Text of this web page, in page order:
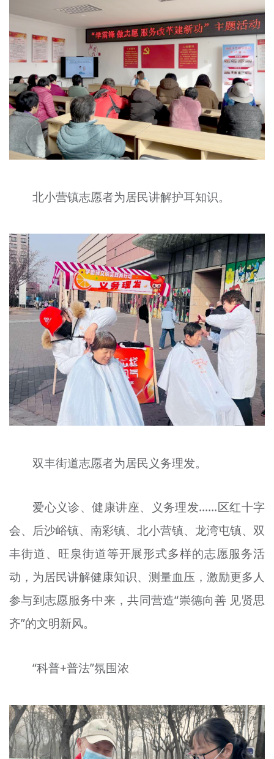
北小营镇志愿者为居民讲解护耳知识。
双丰街道志愿者为居民义务理发。
爱心义诊、健康讲座、义务理发……区红十字
会、后沙峪镇、南彩镇、北小营镇、龙湾屯镇、双
丰街道、旺泉街道等开展形式多样的志愿服务活
动，为居民讲解健康知识、测量血压，激励更多人
参与到志愿服务中来，共同营造“崇德向善 见贤思
齐”的文明新风。
“科普+普法”氛围浓